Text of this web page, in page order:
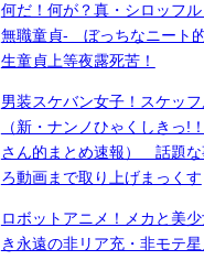
何だ！何が？真・シロッ
無職童貞- ぼっちなニート
生童貞上等夜露死苦！
男装スケバン女子！スケッフ
（新・ナンノひゃくしきっ!
さん的まとめ速報） 話題な
ろ動画まで取り上げまっくす
ロボットアニメ！メカと美
き永遠の非リア充・非モテ